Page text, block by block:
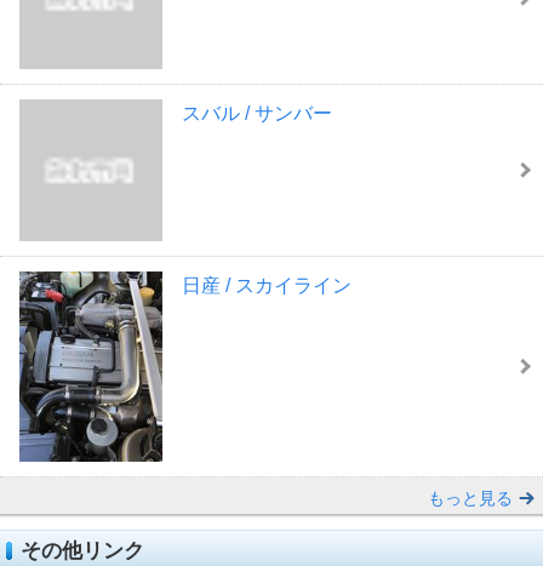
スバル / サンバー
日産 / スカイライン
もっと見る
その他リンク